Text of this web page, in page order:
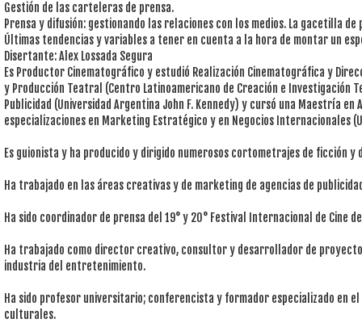
Gestión de las carteleras de prensa.
Prensa y difusión: gestionando las relaciones con los medios. La gacetilla de
Últimas tendencias y variables a tener en cuenta a la hora de montar un
Disertante: Alex Lossada Segura
Es Productor Cinematográfico y estudió Realización Cinematográfica y
y Producción Teatral (Centro Latinoamericano de Creación e Investigación
Publicidad (Universidad Argentina John F. Kennedy) y cursó una Maestría en
especializaciones en Marketing Estratégico y en Negocios Internacionales
Es guionista y ha producido y dirigido numerosos cortometrajes de ficción y
Ha trabajado en las áreas creativas y de marketing de agencias de
Ha sido coordinador de prensa del 19° y 20° Festival Internacional de Cine
Ha trabajado como director creativo, consultor y desarrollador de
industria del entretenimiento.
Ha sido profesor universitario; conferencista y formador especializado en
culturales.